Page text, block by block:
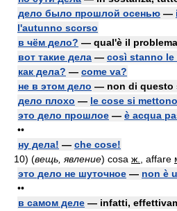
дело было прошлой осенью —
l'autunno scorso
в чём дело? — qual'è il
вот такие дела — così stanno le
как дела? — come va?
не в этом дело — non di questo
дело плохо — le cose si
это дело прошлое — è acqua
••
ну дела! — che cose!
10) (вещь, явление) cosa ж. , affare
это дело не шуточное — non è
••
в самом деле — infatti,